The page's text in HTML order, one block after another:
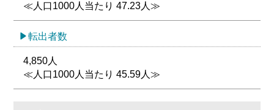
≪人口1000人当たり 47.23人≫
転出者数
4,850人
≪人口1000人当たり 45.59人≫